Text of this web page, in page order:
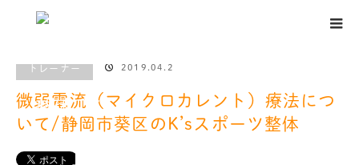
微弱電流（マイク
トレーナー 2019.04.2
微弱電流（マイクロカレント）療法につ
いて/静岡市葵区のK’sスポーツ整体